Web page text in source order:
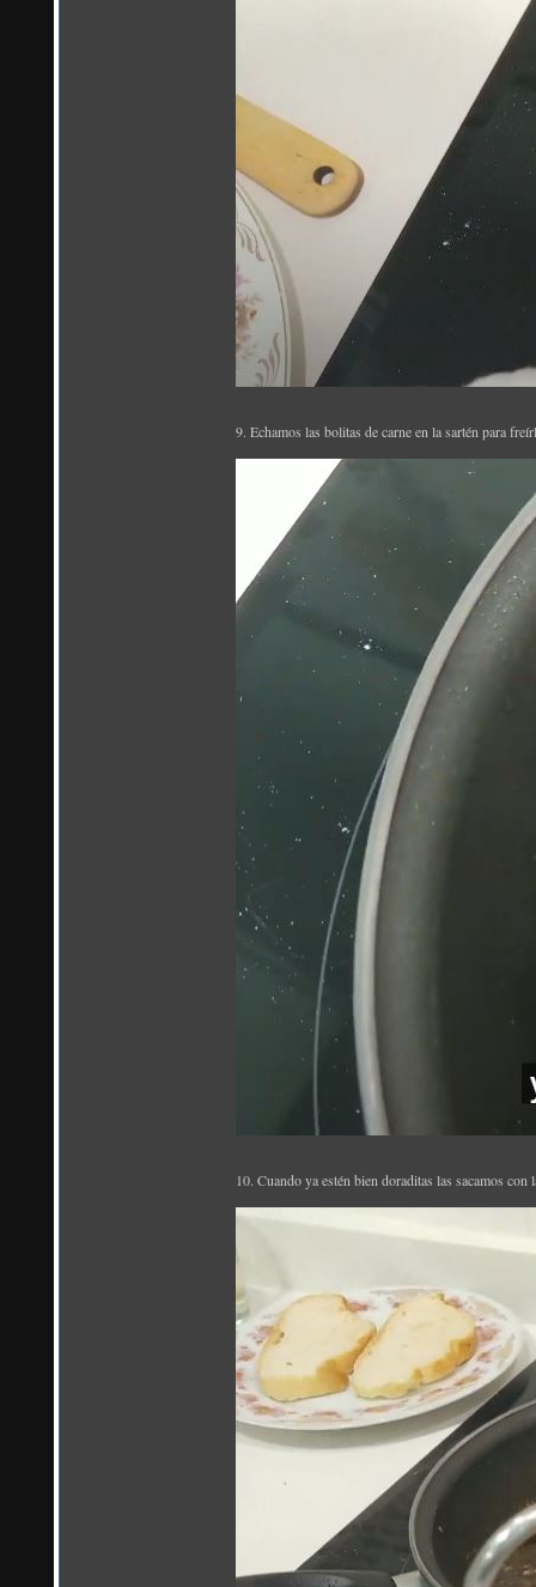
9. Echamos las bolitas de carne en la sartén para
10. Cuando ya estén bien doraditas las sacamos